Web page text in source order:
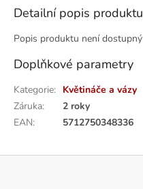
Detailní popis produktu
Popis produktu není dostupný
Doplňkové parametry
Kategorie: Květináče a vázy
Záruka:
2 roky
EAN: 5712750348336
Z